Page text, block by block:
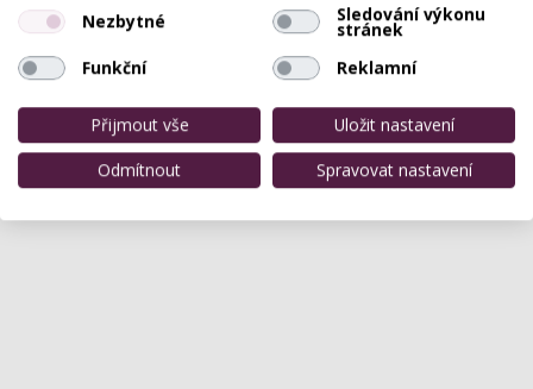
Nezbytné Sledování výkonu
stránek
Funkční
Reklamní
Přijmout vše
Uložit nastavení
Odmítnout
Spravovat nastavení